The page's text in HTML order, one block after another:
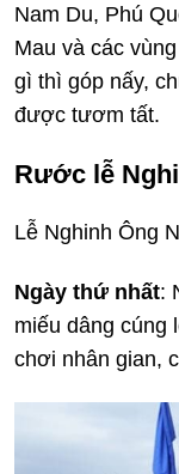
Nam Du, Phú
Mau và các
gì thì góp nấy,
được tươm tất.
Rước lễ
Lễ Nghinh Ông
Ngày thứ nhất:
miếu dâng cúng
chơi nhân gian,